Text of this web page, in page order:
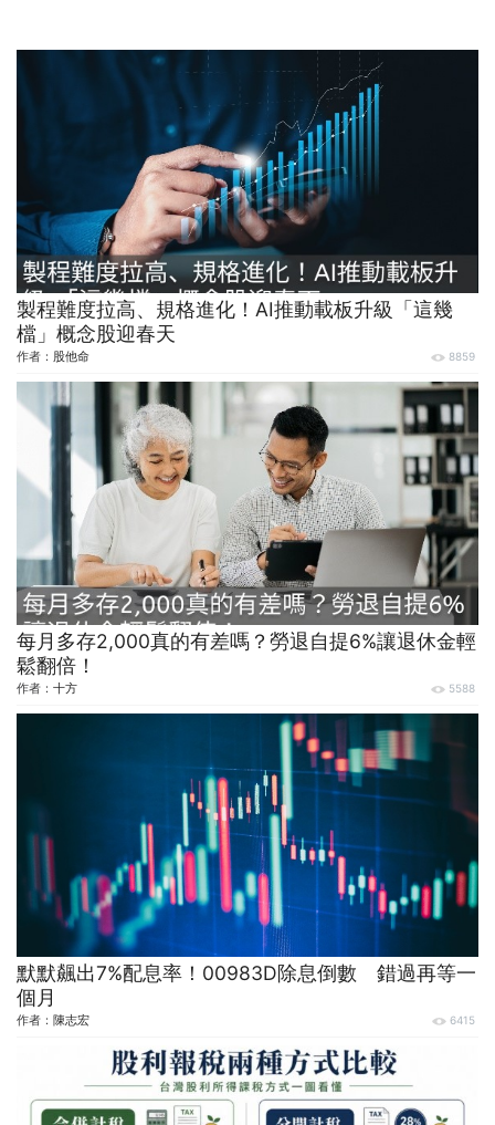
製程難度拉高、規格進化！AI推動載板升級「這幾
檔」概念股迎春天
作者： 股他命 8859
每月多存2,000真的有差嗎？勞退自提6%讓退休金輕
鬆翻倍！
作者： 十方 5588
默默飆出7%配息率！00983D除息倒數 錯過再等一
個月
作者： 陳志宏 6415